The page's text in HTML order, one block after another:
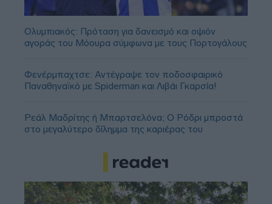
Ολυμπιακός: Πρόταση για δανεισμό και οψιόν
αγοράς του Μόουρα σύμφωνα με τους Πορτογάλους
Φενέρμπαχτσε: Αντέγραψε τον ποδοσφαιρικό
Παναθηναϊκό με Spiderman και Λιβάι Γκαρσία!
Ρεάλ Μαδρίτης ή Μπαρτσελόνα; Ο Ρόδρι μπροστά
στο μεγαλύτερο δίλημμα της καριέρας του